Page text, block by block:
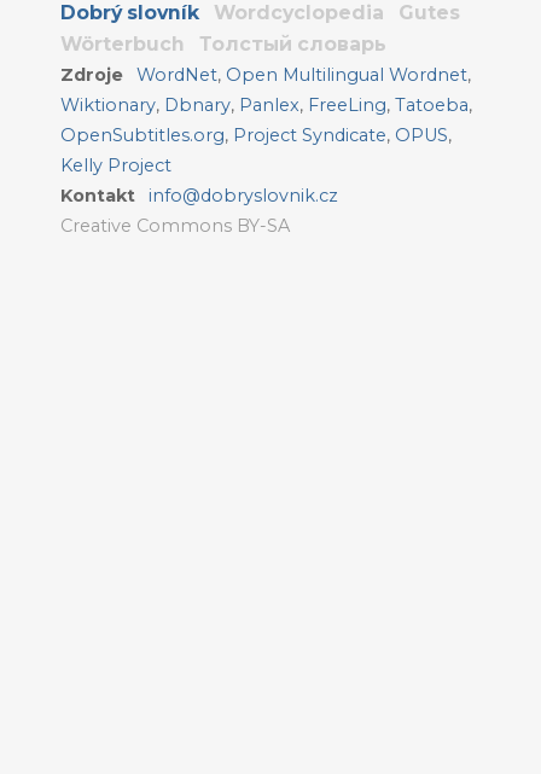
Dobrý slovník Wordcyclopedia
Gutes
Wörterbuch
Толстый словарь
Zdroje WordNet, Open Multilingual Wordnet,
Wiktionary, Dbnary, Panlex, FreeLing, Tatoeba,
OpenSubtitles.org, Project Syndicate, OPUS,
Kelly Project
Kontakt
info@dobryslovnik.cz
Creative Commons BY-SA